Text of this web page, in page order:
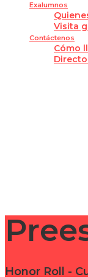
Exalumnos
Visita
Contáctenos
Cómo
Honor Roll -